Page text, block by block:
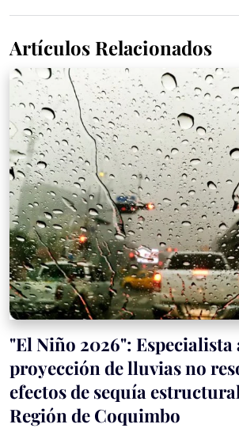
Artículos Relacionados
"El Niño 2026": Especialista
proyección de lluvias no
efectos de sequía
Región de Coquimbo